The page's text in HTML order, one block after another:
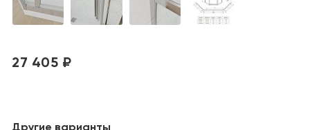
27 405 ₽
Другие варианты